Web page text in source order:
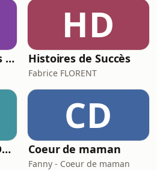
ça valait l'appel (Les meilleures histoires de la relation client)
HD
Histoires de Succès
Fabrice FLORENT
Un Espace pour le Deuil
CD
Coeur de maman
Fanny - Coeur de maman